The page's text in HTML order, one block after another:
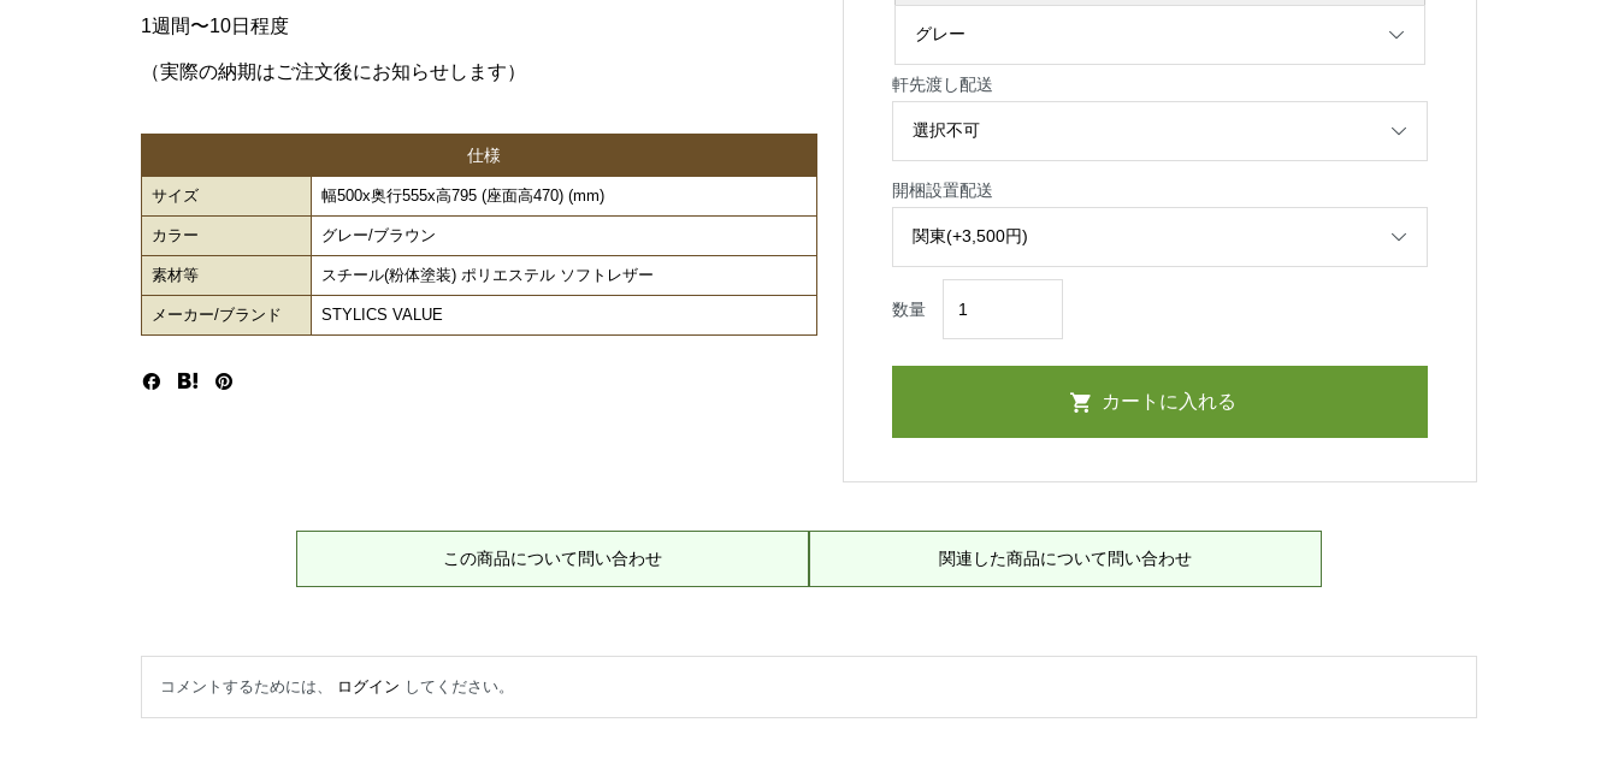
1週間〜10日程度
（実際の納期はご注文後にお知らせします）
仕様
サイズ 幅500x奥行555x高795 (座面高470) (mm)
カラー グレー/ブラウン
素材等 スチール(粉体塗装) ポリエステル ソフトレザー
メーカー/ブランド STYLICS VALUE
軒先渡し配送
開梱設置配送
数量
この商品について問い合わせ 関連した商品について問い合わせ
コメントするためには、 ログイン してください。